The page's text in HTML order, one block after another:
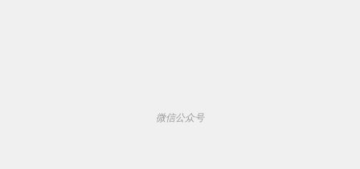
微信公众号